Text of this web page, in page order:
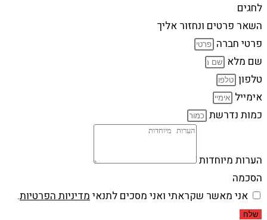
לחגים
השאר פרטים ונחזור אליך
פרטי חברה
שם מלא
טלפון
אימייל
כמות נדרשת
הערות מיוחדות
הסכמה
אני מאשר שקראתי ואני מסכים לתנאימדיניות הפרטיות.
שלח